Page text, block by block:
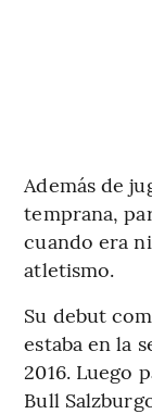
Además de
temprana,
cuando era
atletismo.
Su debut
estaba en la
2016. Luego
Bull